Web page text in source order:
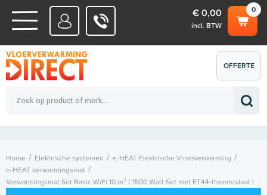
WATERSYSTEMEN
ELEKTRISCHE SYSTEMEN
0
€ 0,00
incl. BTW
Totaalbedrag (incl. BTW) € 0,00
OFFERTE
AANVRAGEN
Home Elektrische systemen
e-HEAT Elektrische Vloerverwarming
e-HEAT verwarmingsmat
Verwarmingsmat Set Basic WiFi 10 m² / 1500 Watt Set met ET44-thermostaat |